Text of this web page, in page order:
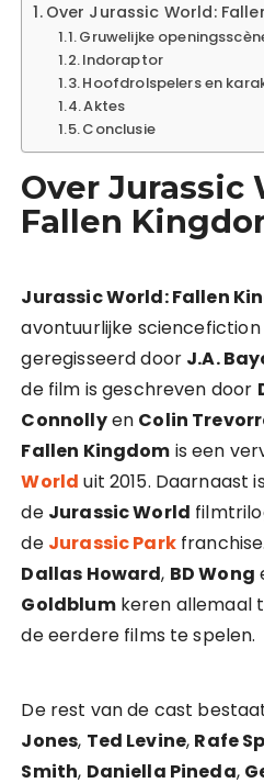
Over Jurassic World:
Gruwelijke
Indoraptor
Hoofdrolspelers en
Aktes
Conclusie
Over Jurassic
Fallen
Jurassic World: Fallen
avontuurlijke sciencefiction
geregisseerd door J.A.
de film is geschreven door
Connollyen Colin
Fallen Kingdom is een
World uit 2015. Daarnaast
de Jurassic World
de Jurassic Parkfranchise.
Dallas Howard, BD Wong
Goldblumkeren allemaal
de eerdere films te spelen.
De rest van de cast
Jones, Ted Levine, Rafe
Smith, Daniella Pineda,